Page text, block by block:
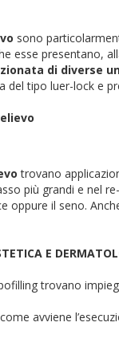
sono
esse presentano,
di diverse
del tipo luer-lock e
trovano
più grandi e nel
oppure il seno.
E
trovano
avviene